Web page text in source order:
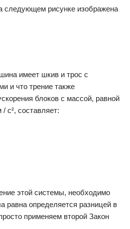
следующем рисунке изображена
имеет шкив и трос с
и что трение также
блоков с массой, равной
/ с², составляет:
этой системы, необходимо
равна определяется разницей в
применяем второй Закон